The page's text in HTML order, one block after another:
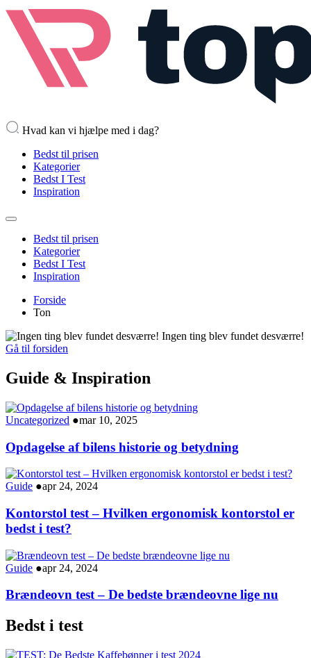
Hvad kan vi hjælpe med i dag?
Bedst til prisen
Kategorier
Bedst I Test
Inspiration
Bedst til prisen
Kategorier
Bedst I Test
Inspiration
Forside
Ton
Ingen ting blev fundet desværre!
Gå til forsiden
Guide & Inspiration
Uncategorized ●mar 10, 2025
Opdagelse af bilens historie og betydning
Guide ●apr 24, 2024
Kontorstol test – Hvilken ergonomisk kontorstol er
bedst i test?
Guide ●apr 24, 2024
Brændeovn test – De bedste brændeovne lige nu
Bedst i test